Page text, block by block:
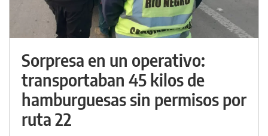
Sorpresa en un operativo:
transportaban 45 kilos de
hamburguesas sin permisos por
ruta 22